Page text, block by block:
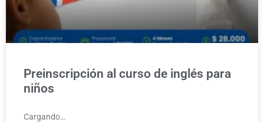
Preinscripción al curso de inglés para
niños
Cargando…